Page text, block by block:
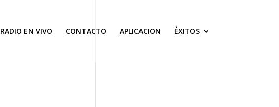
RADIO EN VIVO CONTACTO APLICACION ÉXITOS